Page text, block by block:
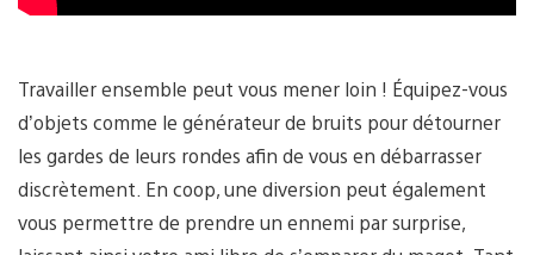
Travailler ensemble peut vous mener loin ! Équipez-vous
d’objets comme le générateur de bruits pour détourner
les gardes de leurs rondes afin de vous en débarrasser
discrètement. En coop, une diversion peut également
vous permettre de prendre un ennemi par surprise,